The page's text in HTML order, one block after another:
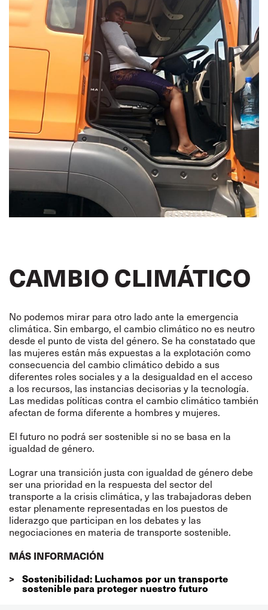
CAMBIO CLIMÁTICO
No podemos mirar para otro lado ante la emergencia
climática. Sin embargo, el cambio climático no es neutro
desde el punto de vista del género. Se ha constatado que
las mujeres están más expuestas a la explotación como
consecuencia del cambio climático debido a sus
diferentes roles sociales y a la desigualdad en el acceso
a los recursos, las instancias decisorias y la tecnología.
Las medidas políticas contra el cambio climático también
afectan de forma diferente a hombres y mujeres.
El futuro no podrá ser sostenible si no se basa en la
igualdad de género.
Lograr una transición justa con igualdad de género debe
ser una prioridad en la respuesta del sector del
transporte a la crisis climática, y las trabajadoras deben
estar plenamente representadas en los puestos de
liderazgo que participan en los debates y las
negociaciones en materia de transporte sostenible.
MÁS INFORMACIÓN
Sostenibilidad: Luchamos por un transporte
sostenible para proteger nuestro futuro